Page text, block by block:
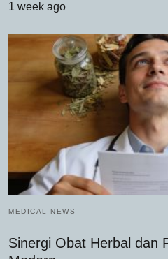
1 week ago
MEDICAL-NEWS
Sinergi Obat Herbal dan